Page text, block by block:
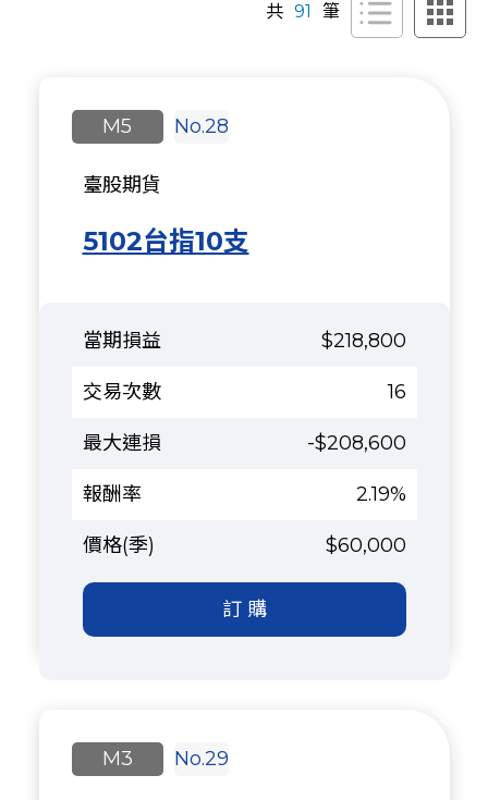
共 91 筆
No.28
5102台指10支
臺股期貨
M5
$218,800
16
-$208,600
2.19%
$60,000
訂 購
No.29
M3